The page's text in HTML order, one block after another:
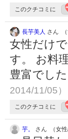
このクチコミに
長芋美人 さん （
女性だけ
す。 お料
豊富でし
2014/11/05）
このクチコミに
芋。 さん （女性